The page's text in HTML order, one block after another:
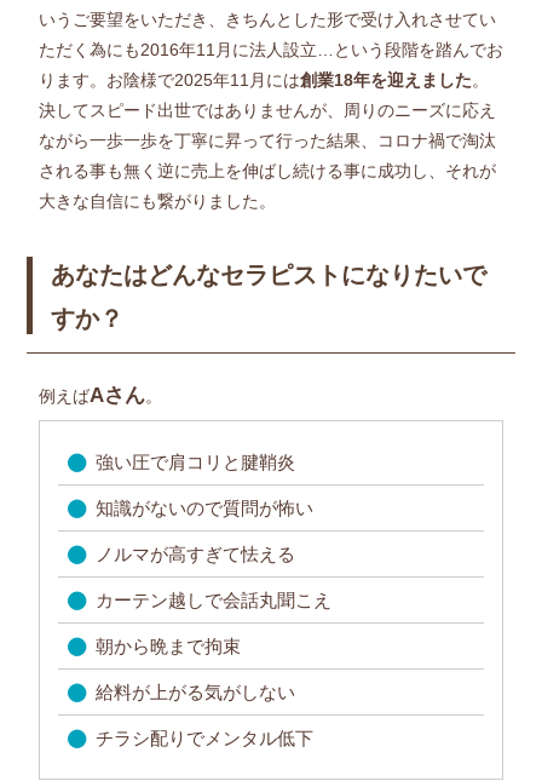
いうご要望をいただき、きちんとした形で受け入れさせてい
ただく為にも2016年11月に法人設立…という段階を踏んでお
ります。お陰様で2025年11月には創業18年を迎えました。
決してスピード出世ではありませんが、周りのニーズに応え
ながら一歩一歩を丁寧に昇って行った結果、コロナ禍で淘汰
される事も無く逆に売上を伸ばし続ける事に成功し、それが
大きな自信にも繋がりました。
あなたはどんなセラピストになりたいで
すか？
例えばAさん。
強い圧で肩コリと腱鞘炎
知識がないので質問が怖い
ノルマが高すぎて怯える
カーテン越しで会話丸聞こえ
朝から晩まで拘束
給料が上がる気がしない
チラシ配りでメンタル低下